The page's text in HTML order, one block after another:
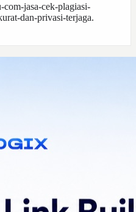
com-jasa-cek-plagiasi-
dan-privasi-terjaga.